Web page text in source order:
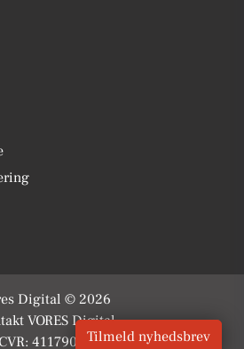
Digital © 2026
VORES Digital
CVR: 41179082Tilmeld nyhedsbrev